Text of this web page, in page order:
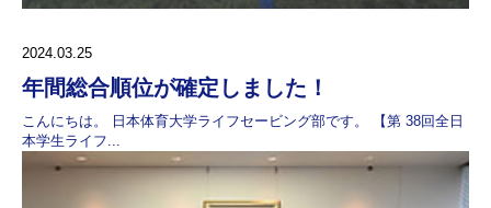
2024.03.25
年間総合順位が確定しました！
こんにちは。 日本体育大学ライフセービング部です。 【第 38回全日
本学生ライフ...